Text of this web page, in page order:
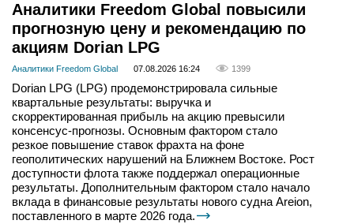
Аналитики Freedom Global повысили
прогнозную цену и рекомендацию по
акциям Dorian LPG
Аналитики Freedom Global 07.08.2026 16:24 1399
Dorian LPG (LPG) продемонстрировала сильные
квартальные результаты: выручка и
скорректированная прибыль на акцию превысили
консенсус-прогнозы. Основным фактором стало
резкое повышение ставок фрахта на фоне
геополитических нарушений на Ближнем Востоке. Рост
доступности флота также поддержал операционные
результаты. Дополнительным фактором стало начало
вклада в финансовые результаты нового судна Areion,
поставленного в марте 2026 года.